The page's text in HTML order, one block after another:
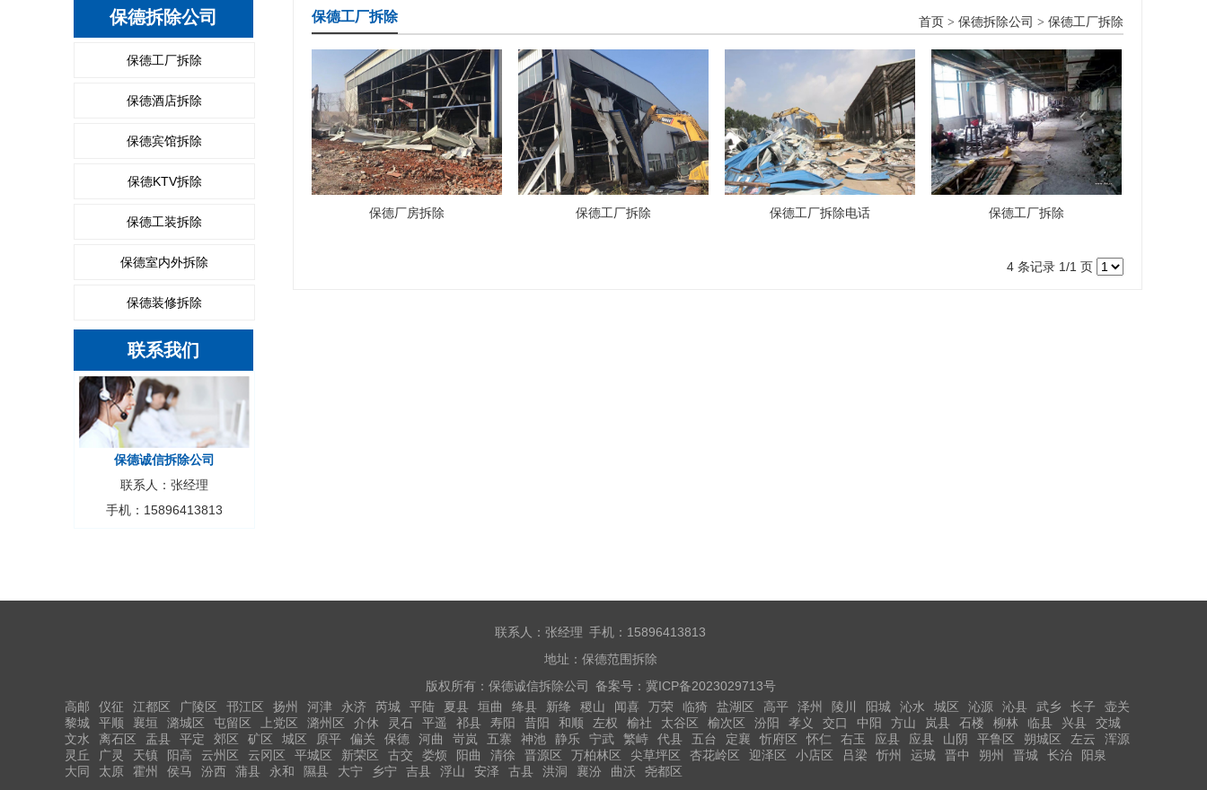
保德拆除公司
保德工厂拆除
保德酒店拆除
保德宾馆拆除
保德KTV拆除
保德工装拆除
保德室内外拆除
保德装修拆除
联系我们
保德诚信拆除公司
联系人：张经理
手机：15896413813
保德工厂拆除 首页 > 保德拆除公司 > 保德工厂拆除
保德厂房拆除 保德工厂拆除 保德工厂拆除电话 保德工厂拆除
4 条记录 1/1 页
联系人：张经理 手机：15896413813
地址：保德范围拆除
版权所有：保德诚信拆除公司 备案号： 冀ICP备2023029713号
高邮
仪征 江都区 广陵区 邗江区 扬州 河津 永济 芮城 平陆 夏县 垣曲 绛县 新绛 稷山 闻喜 万荣 临猗 盐湖区 高平 泽州 陵川 阳城 沁水 城区 沁源 沁县 武乡 长子
壶关
黎城
平顺 襄垣 潞城区 屯留区 上党区 潞州区 介休 灵石 平遥 祁县 寿阳 昔阳 和顺 左权 榆社 太谷区 榆次区 汾阳 孝义 交口 中阳 方山 岚县 石楼 柳林 临县 兴县
交城
文水
离石区 盂县 平定 郊区 矿区 城区 原平 偏关 保德 河曲 岢岚 五寨 神池 静乐 宁武 繁峙 代县 五台 定襄 忻府区 怀仁 右玉 应县 应县 山阴 平鲁区 朔城区 左云
浑源
灵丘
广灵 天镇 阳高 云州区 云冈区 平城区 新荣区 古交 娄烦 阳曲 清徐 晋源区 万柏林区 尖草坪区 杏花岭区 迎泽区 小店区 吕梁 忻州 运城 晋中 朔州 晋城 长治
阳泉
大同
太原 霍州 侯马 汾西 蒲县 永和 隰县 大宁 乡宁 吉县 浮山 安泽 古县 洪洞 襄汾 曲沃 尧都区